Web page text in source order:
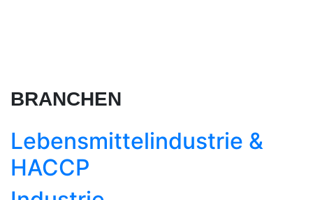
BRANCHEN
Lebensmittel­industrie &
HACCP